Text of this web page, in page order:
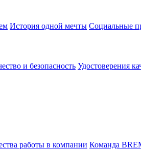
История одной мечты Социальные
и безопасность Удостоверения
работы в компании Команда